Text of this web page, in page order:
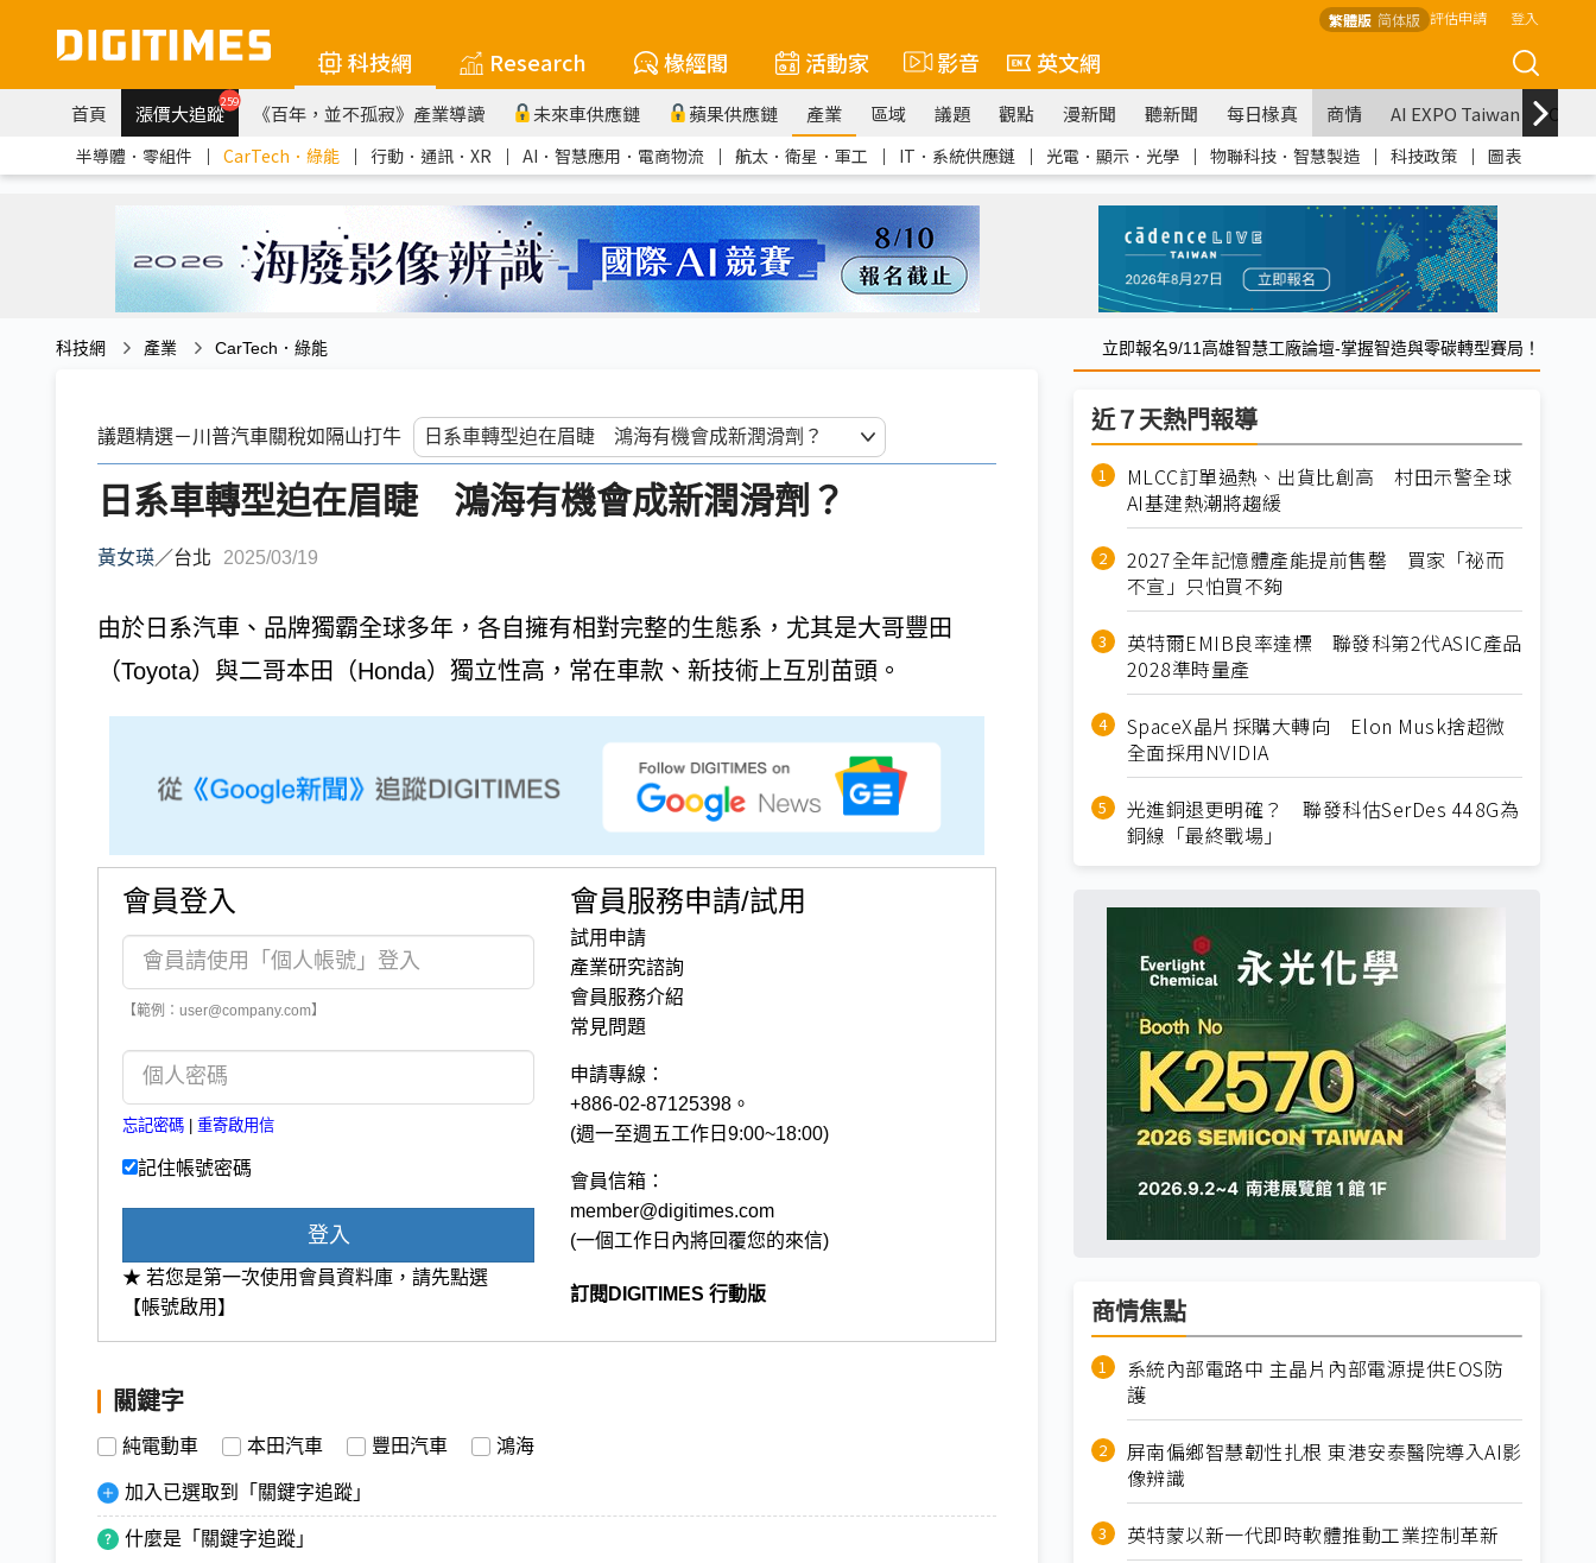
繁體版 简体版 評估申請 登入
科技網 Research 椽經閣 活動家 影音 英文網
首頁 漲價大追蹤259 《百年，並不孤寂》產業導讀 未來車供應鏈 蘋果供應鏈 產業 區域 議題 觀點 漫新聞 聽新聞 每日椽真 商情 AI EXPO Taiwan
半導體．零組件 ｜ CarTech．綠能 ｜ 行動．通訊．XR ｜ AI．智慧應用．電商物流 ｜ 航太．衛星．軍工 ｜ IT．系統供應鏈 ｜ 光電．顯示．光學 ｜ 物聯科技．智慧製造 ｜ 科技政策 ｜ 圖表
科技網 產業 CarTech．綠能 立即報名9/11高雄智慧工廠論壇-掌握智造與零碳轉型賽局！
議題精選－川普汽車關稅如隔山打牛
日系車轉型迫在眉睫 鴻海有機會成新潤滑劑？
黃女瑛／台北 2025/03/19
由於日系汽車、品牌獨霸全球多年，各自擁有相對完整的生態系，尤其是大哥豐田
（Toyota）與二哥本田（Honda）獨立性高，常在車款、新技術上互別苗頭。
會員登入
【範例：user@company.com】
忘記密碼 重寄啟用信
記住帳號密碼
登入
★ 若您是第一次使用會員資料庫，請先點選
【帳號啟用】
會員服務申請/試用
試用申請
產業研究諮詢
會員服務介紹
常見問題
申請專線：
+886-02-87125398。
(週一至週五工作日9:00~18:00)
會員信箱：
member@digitimes.com
(一個工作日內將回覆您的來信)
訂閱DIGITIMES 行動版
關鍵字
純電動車 本田汽車 豐田汽車 鴻海
加入已選取到「關鍵字追蹤」
什麼是「關鍵字追蹤」
近７天熱門報導
MLCC訂單過熱、出貨比創高 村田示警全球
AI基建熱潮將趨緩
2027全年記憶體產能提前售罄 買家「祕而
不宣」只怕買不夠
英特爾EMIB良率達標 聯發科第2代ASIC產品
2028準時量產
SpaceX晶片採購大轉向 Elon Musk捨超微
全面採用NVIDIA
光進銅退更明確？ 聯發科估SerDes 448G為
銅線「最終戰場」
商情焦點
系統內部電路中 主晶片內部電源提供EOS防
護
屏南偏鄉智慧韌性扎根 東港安泰醫院導入AI影
像辨識
英特蒙以新一代即時軟體推動工業控制革新